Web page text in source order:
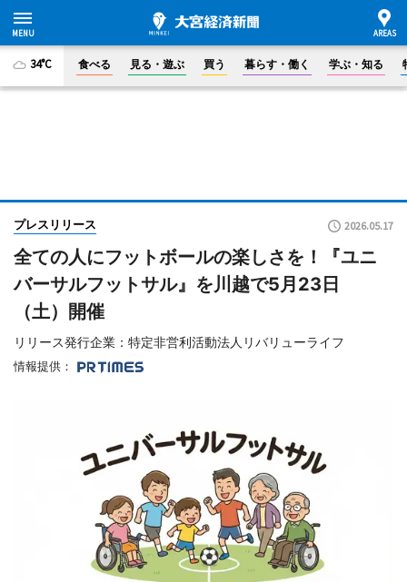
34°C 食べる 見る・遊ぶ 買う 暮らす・働く 学ぶ・知る
プレスリリース 2026.05.17
全ての人にフットボールの楽しさを！『ユニ
バーサルフットサル』を川越で5月23日
（土）開催
リリース発行企業：特定非営利活動法人リバリューライフ
情報提供：